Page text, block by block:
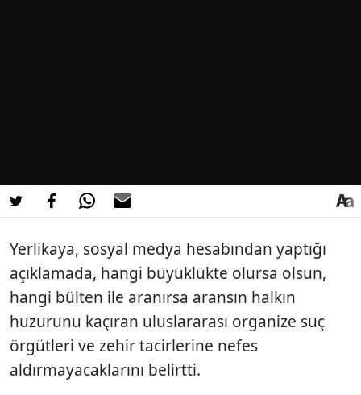
Yerlikaya, sosyal medya hesabından yaptığı
açıklamada, hangi büyüklükte olursa olsun,
hangi bülten ile aranırsa aransın halkın
huzurunu kaçıran uluslararası organize suç
örgütleri ve zehir tacirlerine nefes
aldırmayacaklarını belirtti.